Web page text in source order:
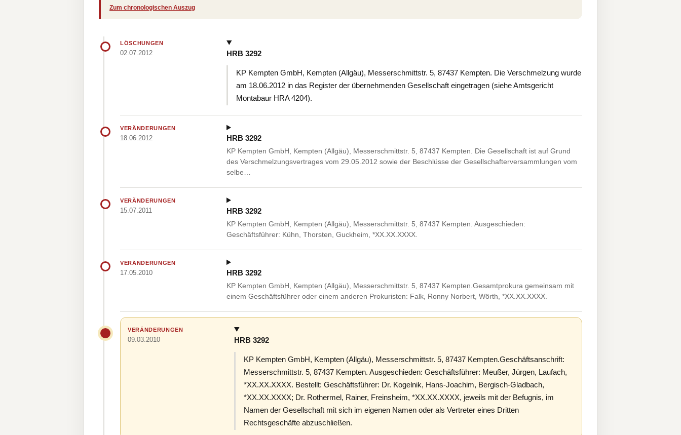
Zum chronologischen Auszug
LÖSCHUNGEN
02.07.2012 HRB 3292
KP Kempten GmbH, Kempten (Allgäu), Messerschmittstr. 5, 87437 Kempten. Die Verschmelzung wurde
am 18.06.2012 in das Register der übernehmenden Gesellschaft eingetragen (siehe Amtsgericht
Montabaur HRA 4204).
VERÄNDERUNGEN
18.06.2012 HRB 3292
KP Kempten GmbH, Kempten (Allgäu), Messerschmittstr. 5, 87437 Kempten. Die Gesellschaft ist auf Grund
des Verschmelzungsvertrages vom 29.05.2012 sowie der Beschlüsse der Gesellschafterversammlungen vom
selbe…
VERÄNDERUNGEN
15.07.2011 HRB 3292
KP Kempten GmbH, Kempten (Allgäu), Messerschmittstr. 5, 87437 Kempten. Ausgeschieden:
Geschäftsführer: Kühn, Thorsten, Guckheim, *XX.XX.XXXX.
VERÄNDERUNGEN
17.05.2010 HRB 3292
KP Kempten GmbH, Kempten (Allgäu), Messerschmittstr. 5, 87437 Kempten.Gesamtprokura gemeinsam mit
einem Geschäftsführer oder einem anderen Prokuristen: Falk, Ronny Norbert, Wörth, *XX.XX.XXXX.
VERÄNDERUNGEN
09.03.2010 HRB 3292
KP Kempten GmbH, Kempten (Allgäu), Messerschmittstr. 5, 87437 Kempten.Geschäftsanschrift:
Messerschmittstr. 5, 87437 Kempten. Ausgeschieden: Geschäftsführer: Meußer, Jürgen, Laufach,
*XX.XX.XXXX. Bestellt: Geschäftsführer: Dr. Kogelnik, Hans-Joachim, Bergisch-Gladbach,
*XX.XX.XXXX; Dr. Rothermel, Rainer, Freinsheim, *XX.XX.XXXX, jeweils mit der Befugnis, im
Namen der Gesellschaft mit sich im eigenen Namen oder als Vertreter eines Dritten
Rechtsgeschäfte abzuschließen.